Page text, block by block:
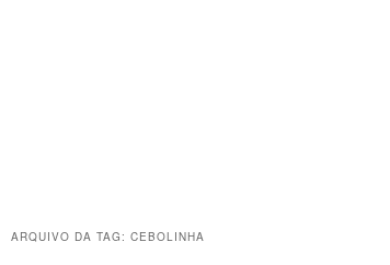
ARQUIVO DA TAG: CEBOLINHA